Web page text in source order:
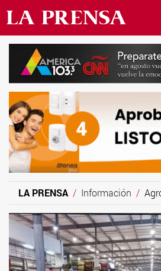
LA PRENSA Información